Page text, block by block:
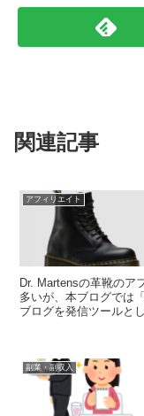
関連記事
アフィリエイト
Dr. Martensの革靴のア
多いが、本ブログでは
ブログを発信ツールと
副業・副収入